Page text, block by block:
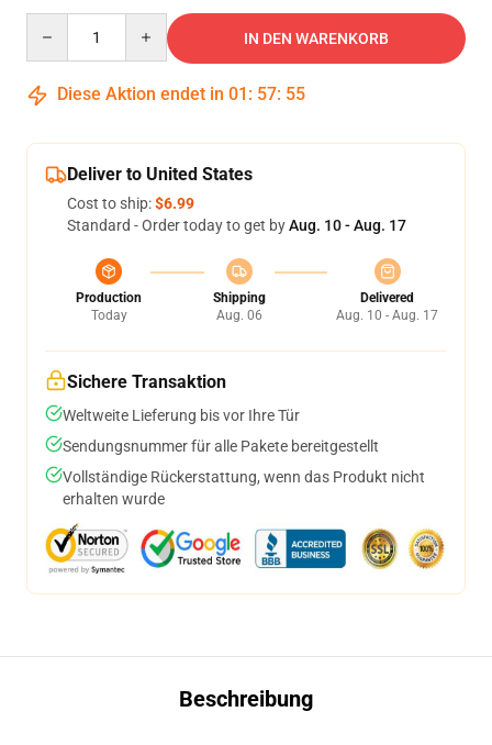
IN DEN WARENKORB
Diese Aktion endet in 01 : 57: 54
Deliver to United States
Cost to ship:$6.99
Standard - Order today to get byAug. 10 - Aug. 17
Production
Today
Shipping
Aug. 06
Delivered
Aug. 10 - Aug. 17
Sichere Transaktion
Weltweite Lieferung bis vor Ihre Tür
Sendungsnummer für alle Pakete bereitgestellt
Vollständige Rückerstattung, wenn das Produkt nicht
erhalten wurde
Beschreibung